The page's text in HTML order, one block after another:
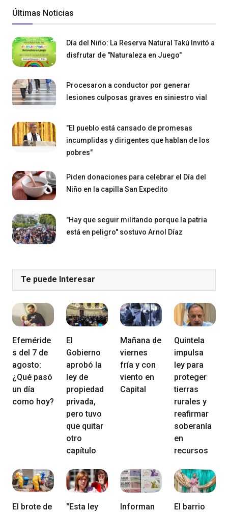
Últimas Noticias
Día del Niño: La Reserva Natural Takú Invitó a
disfrutar de "Naturaleza en Juego"
Procesaron a conductor por generar
lesiones culposas graves en siniestro vial
"El pueblo está cansado de promesas
incumplidas y dirigentes que hablan de los
pobres"
Piden donaciones para celebrar el Día del
Niño en la capilla San Expedito
"Hay que seguir militando porque la patria
está en peligro" sostuvo Arnol Díaz
Te puede Interesar
Efeméride
s del 7 de
agosto:
¿Qué pasó
un día
como hoy?
El
Gobierno
aprobó la
ley de
propiedad
privada,
pero tuvo
que quitar
otro
capítulo
Mañana de
viernes
fría y con
viento en
Capital
Quintela
impulsa
ley para
proteger
tierras
rurales y
reafirmar
soberanía
en
recursos
El brote de
"Esta ley
Informan
El barrio